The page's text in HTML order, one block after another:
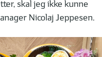
skal jeg ikke kunne
Nicolaj Jeppesen.